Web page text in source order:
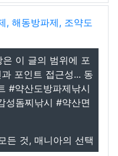
, 해동방파제, 조약도
이 글의 범위에 포
포인트 접근성... 동
#약산도방파제낚시
성돔찌낚시 #약산면
든 것, 매니아의 선택